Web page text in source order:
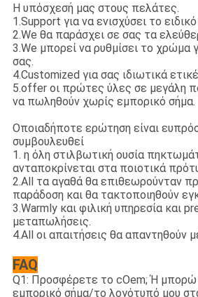
Η υπόσχεσή μας στους πελάτες.
1.Support για να ενισχύσει το
2.We θα παράσχει σε σας τα
3.We μπορεί να ρυθμίσει το χρώμα
σας.
4.Customized για σας ιδιωτικά
5.offer οι πρώτες ύλες σε μεγάλη
να πωληθούν χωρίς εμπορικό σήμα.
Οποιαδήποτε ερώτηση είναι
συμβουλευθεί
1. η όλη στιλβωτική ουσία
ανταποκρίνεται στα ποιοτικά
2.All τα αγαθά θα επιθεωρούνταν
παράδοση και θα τακτοποιηθούν
3.Warmly και φιλική υπηρεσία και
μεταπωλήσεις.
4.All οι απαιτήσεις θα απαντηθούν
FAQ
Q1: Προσφέρετε το cOem; Ή
εμπορικό σήμα/το λογότυπό μου